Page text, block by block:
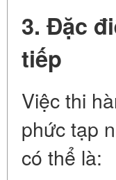
3. Đặc
tiếp
Việc thi
phức tạp
có thể là: